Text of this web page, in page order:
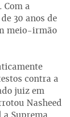
a
30 anos de
meio-irmão
contra a
juiz em
Nasheed